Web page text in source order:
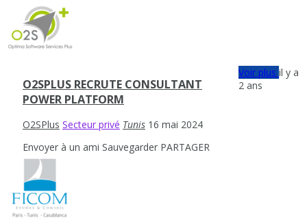
O2SPLUS RECRUTE CONSULTANT
POWER PLATFORM
O2SPlus Secteur privé Tunis 16 mai 2024
Envoyer à un ami Sauvegarder PARTAGER
Voir plusil y a
2 ans